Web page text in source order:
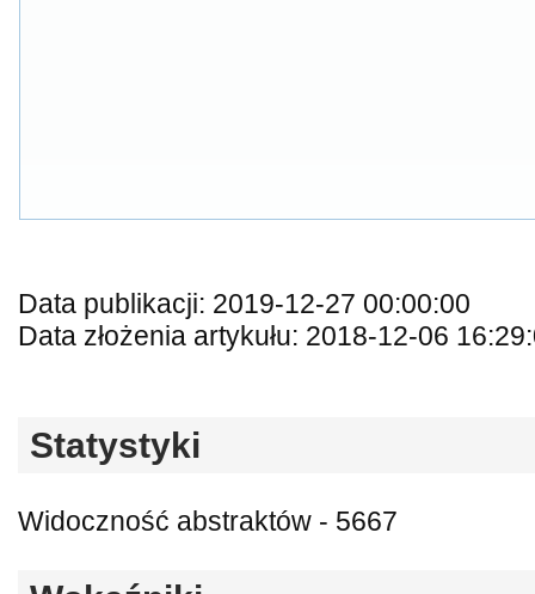
Data publikacji: 2019-12-27 00:00:00
Data złożenia artykułu: 2018-12-06
Statystyki
Widoczność abstraktów - 5667